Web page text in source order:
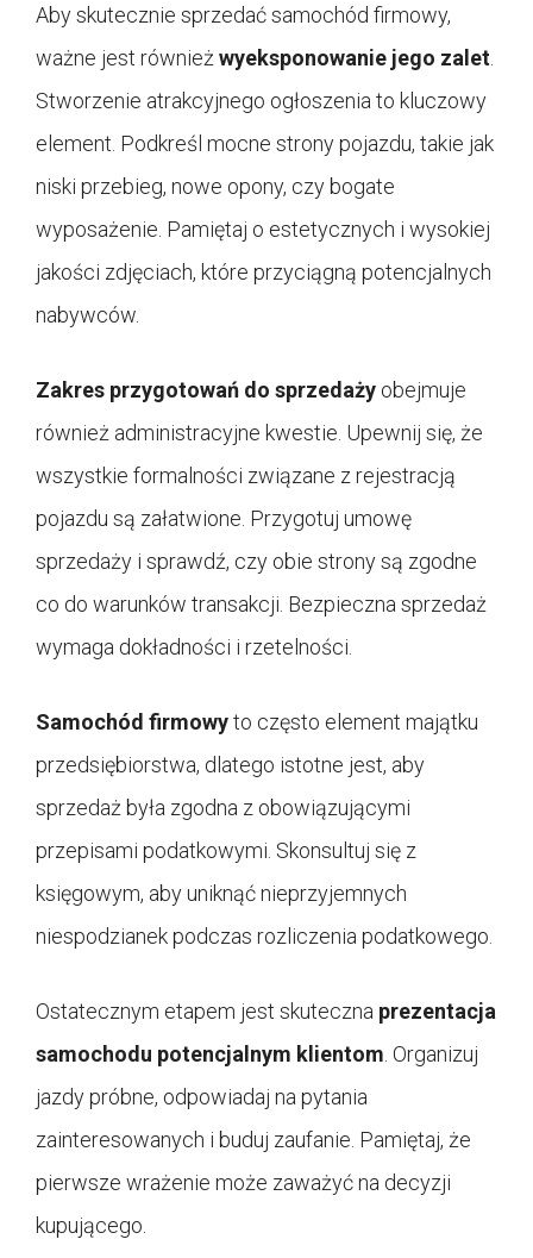
Aby skutecznie sprzedać samochód firmowy,
ważne jest również wyeksponowanie jego zalet
Stworzenie atrakcyjnego ogłoszenia to kluczowy
element. Podkreśl mocne strony pojazdu, takie jak
niski przebieg, nowe opony, czy bogate
wyposażenie. Pamiętaj o estetycznych i wysokiej
jakości zdjęciach, które przyciągną potencjalnych
nabywców.
Zakres przygotowań do sprzedaży obejmuje
również administracyjne kwestie. Upewnij się, że
wszystkie formalności związane z rejestracją
pojazdu są załatwione. Przygotuj umowę
sprzedaży i sprawdź, czy obie strony są zgodne
co do warunków transakcji. Bezpieczna sprzedaż
wymaga dokładności i rzetelności.
Samochód firmowyto często element majątku
przedsiębiorstwa, dlatego istotne jest, aby
sprzedaż była zgodna z obowiązującymi
przepisami podatkowymi. Skonsultuj się z
księgowym, aby uniknąć nieprzyjemnych
niespodzianek podczas rozliczenia podatkowego.
Ostatecznym etapem jest skuteczna prezentacja
samochodu potencjalnym klientom . Organizuj
jazdy próbne, odpowiadaj na pytania
zainteresowanych i buduj zaufanie. Pamiętaj, że
pierwsze wrażenie może zaważyć na decyzji
kupującego.